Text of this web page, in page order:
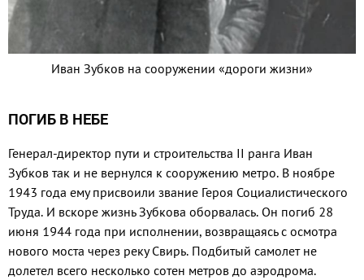
Иван Зубков на сооружении «дороги жизни»
ПОГИБ В НЕБЕ
Генерал-директор пути и строительства II ранга Иван
Зубков так и не вернулся к сооружению метро. В ноябре
1943 года ему присвоили звание Героя Социалистического
Труда. И вскоре жизнь Зубкова оборвалась. Он погиб 28
июня 1944 года при исполнении, возвращаясь с осмотра
нового моста через реку Свирь. Подбитый самолет не
долетел всего несколько сотен метров до аэродрома.